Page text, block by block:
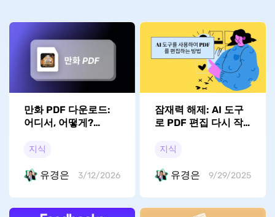
만화 PDF 다운로드:
어디서, 어떻게?
법)
지식
유경은 3/12/2026
잠재력 해제: AI 도구
로 PDF 편집 다시 작
지식
유경은 9/29/2025